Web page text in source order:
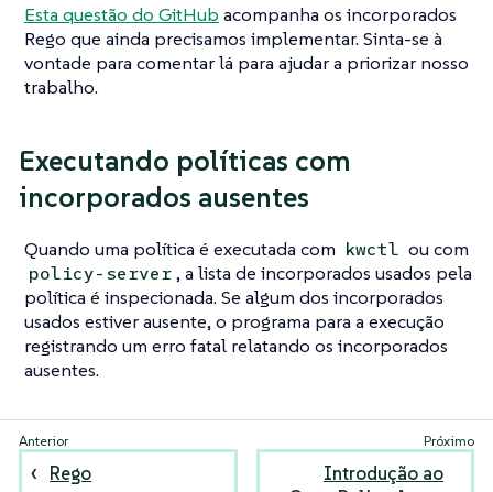
Esta questão do GitHub acompanha os incorporados
Rego que ainda precisamos implementar. Sinta-se à
vontade para comentar lá para ajudar a priorizar nosso
trabalho.
Executando políticas com
incorporados ausentes
Quando uma política é executada com kwctl ou com
policy-server, a lista de incorporados usados pela
política é inspecionada. Se algum dos incorporados
usados estiver ausente, o programa para a execução
registrando um erro fatal relatando os incorporados
ausentes.
Rego
Introdução ao